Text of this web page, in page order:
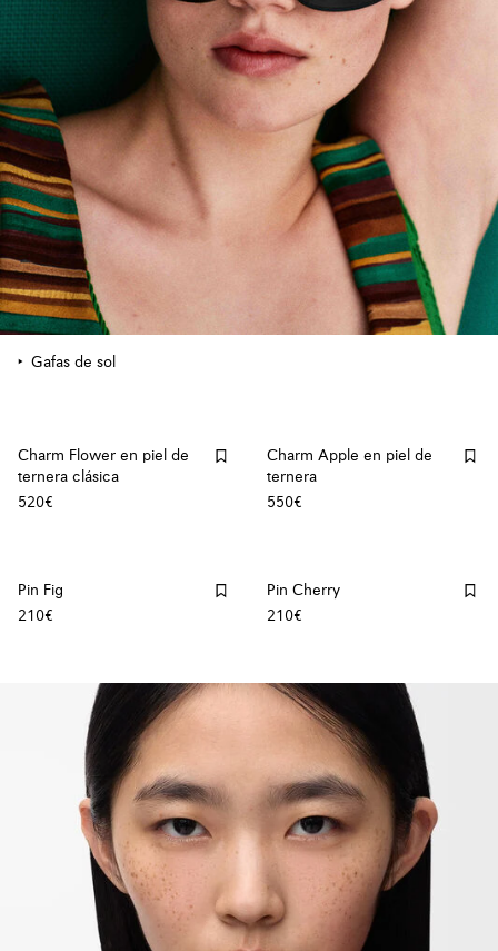
Gafas de sol
Charm Flower en piel de
ternera clásica
520€
Charm Apple en piel de
ternera
550€
Pin Fig
210€
Pin Cherry
210€